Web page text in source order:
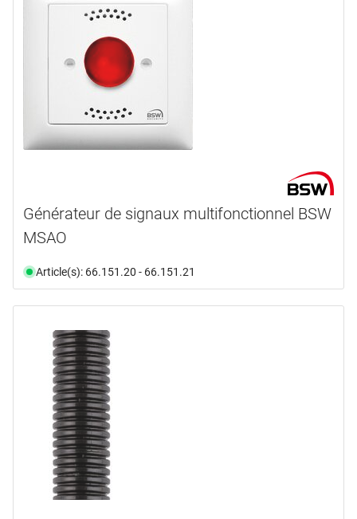
Générateur de signaux multifonctionnel BSW
MSAO
Article(s): 66.151.20 - 66.151.21